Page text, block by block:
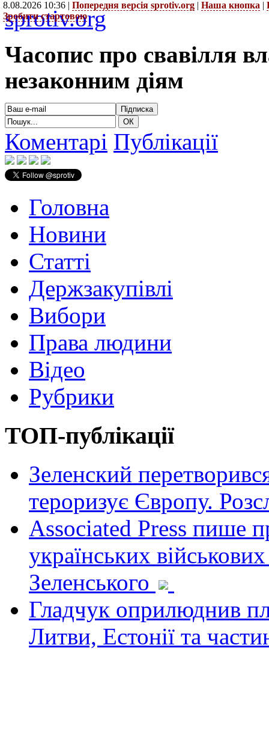
8.08.2026 10:36 | Попередня версія sprotiv.org | Наша кнопка |
Зробити стартовою
sprotiv.org
Часопис про свавілля
незаконним діям
Коментарі Публікації
Головна
Новини
Статті
Держзакупівлі
Вибори
Права людини
Відео
Рубрики
ТОП-публікації
Зеленский
тероризує Європу.
Associated Press пише
українських
Зеленського
Гладчук оприлюднив
Литви, Естонії та